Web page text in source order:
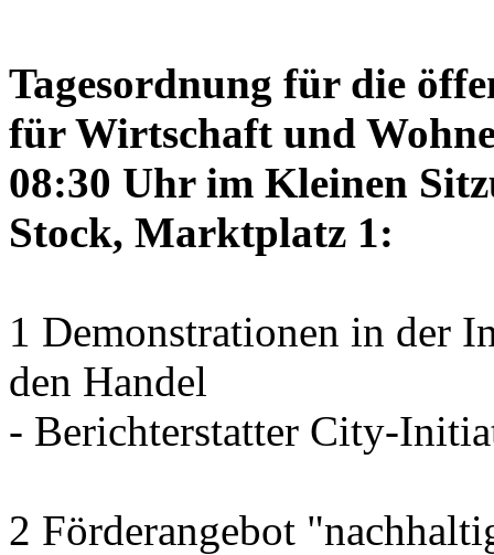
Tagesordnung für die
für Wirtschaft und
08:30 Uhr im Kleinen
Stock, Marktplatz 1:
1 Demonstrationen in der
den Handel
- Berichterstatter City-
2 Förderangebot